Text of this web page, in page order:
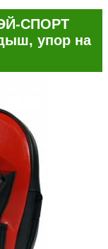
СПОРТ
упор на